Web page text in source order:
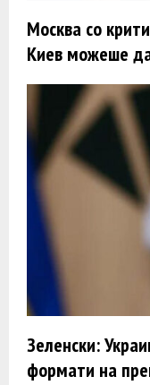
Москва со
Киев можеше
Зеленски:
формати на